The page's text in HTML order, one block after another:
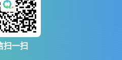
扫一扫